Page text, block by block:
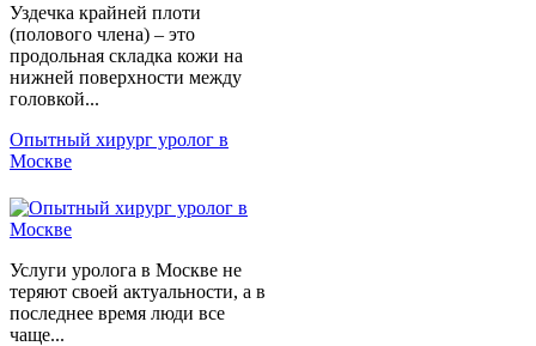
Уздечка крайней плоти
(полового члена) – это
продольная складка кожи на
нижней поверхности между
головкой...
Опытный хирург уролог в
Москве
Услуги уролога в Москве не
теряют своей актуальности, а в
последнее время люди все
чаще...